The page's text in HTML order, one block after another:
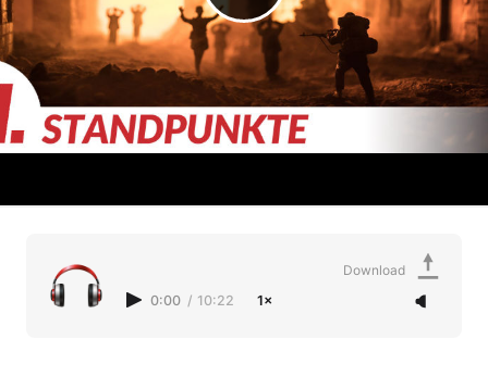
0:00 / 10:22 1×
Download